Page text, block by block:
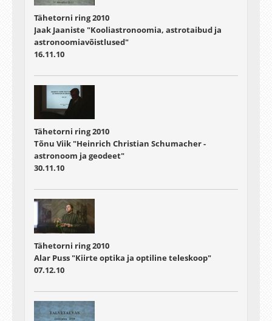
Tähetorni ring 2010
Jaak Jaaniste "Kooliastronoomia, astrotaibud ja
astronoomiavõistlused"
16.11.10
Tähetorni ring 2010
Tõnu Viik "Heinrich Christian Schumacher -
astronoom ja geodeet"
30.11.10
Tähetorni ring 2010
Alar Puss "Kiirte optika ja optiline teleskoop"
07.12.10